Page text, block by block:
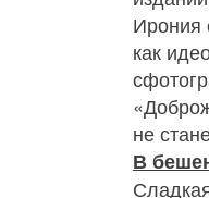
Ирония
как
не
В